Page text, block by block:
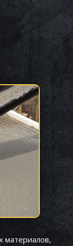
материалов,